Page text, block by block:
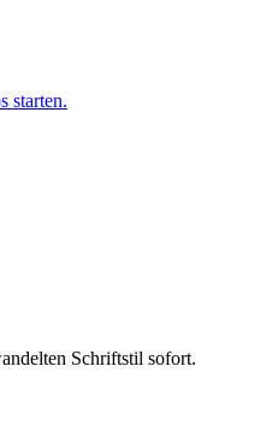
starten.
Schriftstil sofort.